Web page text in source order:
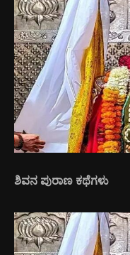
ಶಿವನ ಪುರಾಣ ಕಥೆಗಳು